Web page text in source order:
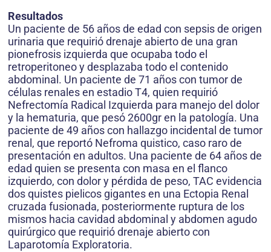
Resultados
Un paciente de 56 años de edad con sepsis de origen
urinaria que requirió drenaje abierto de una gran
pionefrosis izquierda que ocupaba todo el
retroperitoneo y desplazaba todo el contenido
abdominal. Un paciente de 71 años con tumor de
células renales en estadio T4, quien requirió
Nefrectomía Radical Izquierda para manejo del dolor
y la hematuria, que pesó 2600gr en la patología. Una
paciente de 49 años con hallazgo incidental de tumor
renal, que reportó Nefroma quistico, caso raro de
presentación en adultos. Una paciente de 64 años de
edad quien se presenta con masa en el flanco
izquierdo, con dolor y pérdida de peso, TAC evidencia
dos quistes pielicos gigantes en una Ectopia Renal
cruzada fusionada, posteriormente ruptura de los
mismos hacia cavidad abdominal y abdomen agudo
quirúrgico que requirió drenaje abierto con
Laparotomía Exploratoria.